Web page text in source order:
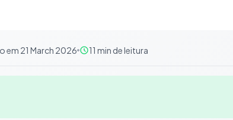
em 21 March 2026 11 min de leitura